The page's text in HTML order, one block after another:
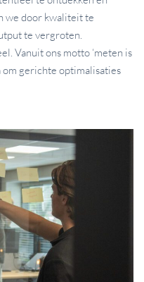
we door kwaliteit te
te vergroten.
Vanuit ons motto ‘meten is
om gerichte optimalisaties